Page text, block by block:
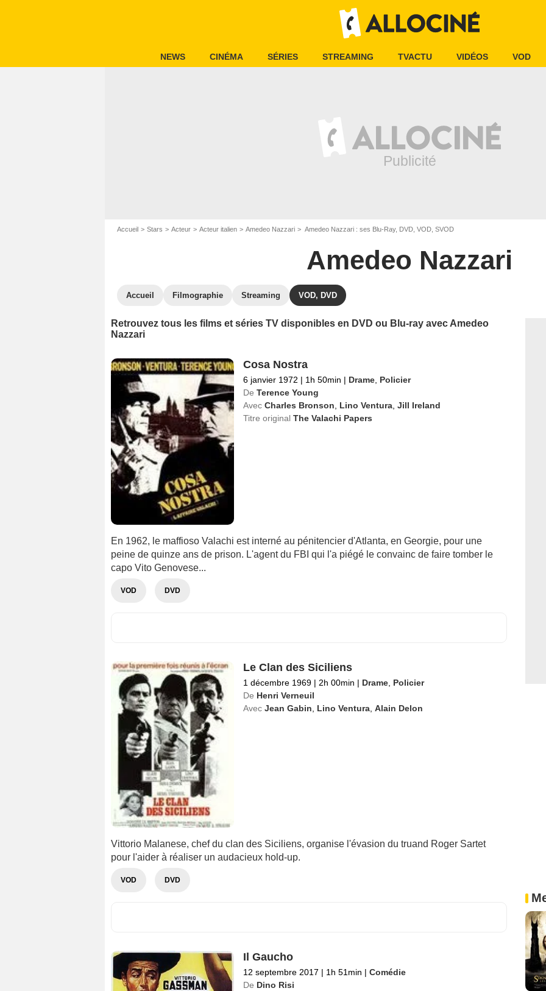
NEWS CINÉMA SÉRIES STREAMING TVACTU VIDÉOS VOD
Accueil Stars Acteur Acteur italien Amedeo Nazzari Amedeo Nazzari : ses Blu-Ray, DVD, VOD, SVOD
Amedeo Nazzari
Accueil Filmographie Streaming VOD, DVD
Retrouvez tous les films et séries TV disponibles en DVD ou Blu-ray avec Amedeo
Nazzari
Cosa Nostra
6 janvier 1972 | 1h 50min | Drame, Policier
De Terence Young
Avec Charles Bronson Lino Ventura, Jill Ireland
Titre original The Valachi Papers
En 1962, le maffioso Valachi est interné au pénitencier d'Atlanta, en Georgie, pour une
peine de quinze ans de prison. L'agent du FBI qui l'a piégé le convainc de faire tomber le
capo Vito Genovese...
VOD DVD
Le Clan des Siciliens
1 décembre 1969 | 2h 00min | Drame, Policier
De Henri Verneuil
Avec Jean Gabin, Lino Ventura, Alain Delon
Vittorio Malanese, chef du clan des Siciliens, organise l'évasion du truand Roger Sartet
pour l'aider à réaliser un audacieux hold-up.
VOD DVD
Il Gaucho
12 septembre 2017 | 1h 51min | Comédie
De Dino Risi